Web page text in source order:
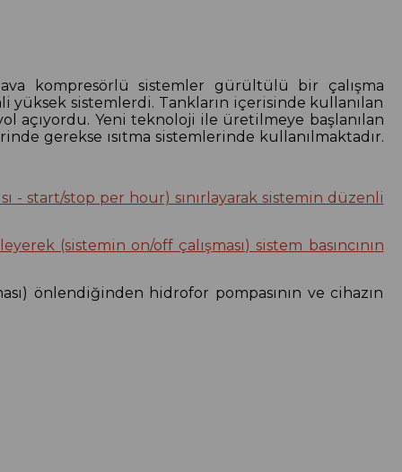
kompresörlü sistemler gürültülü bir çalışma
yüksek sistemlerdi. Tankların içerisinde kullanılan
açıyordu. Yeni teknoloji ile üretilmeye başlanılan
gerekse ısıtma sistemlerinde kullanılmaktadır.
- start/stop per hour) sınırlayarak sistemin düzenli
(sistemin on/off çalışması) sistem basıncının
önlendiğinden hidrofor pompasının ve cihazın